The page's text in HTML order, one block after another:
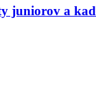
juniorov a